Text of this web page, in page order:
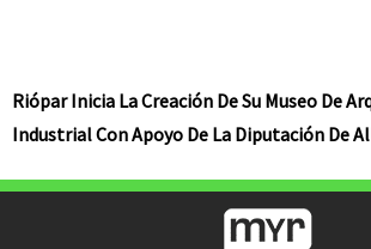
Riópar Inicia La Creación De Su Museo De
Industrial Con Apoyo De La Diputación De